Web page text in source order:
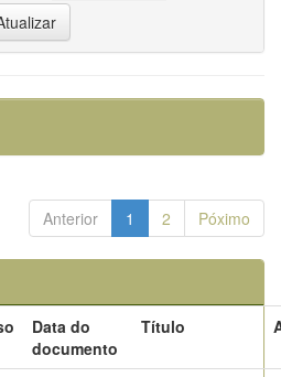
Anterior 1 2 Póximo
Data do
documento
Título